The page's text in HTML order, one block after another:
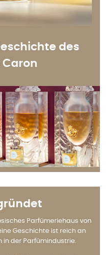
des
Caron
Parfümeriehaus von
Geschichte ist reich an
in der Parfümindustrie.